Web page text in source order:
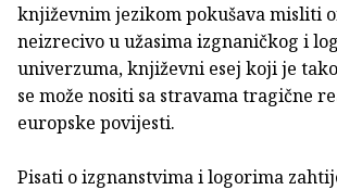
književnim jezikom pokušava misliti
neizrecivo u užasima izgnaničkog i
univerzuma, književni esej koji je
se može nositi sa stravama tragične
europske povijesti.
Pisati o izgnanstvima i logorima